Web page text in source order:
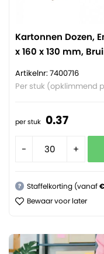
Kartonnen Dozen,
x 160 x 130 mm,
Artikelnr: 7400716
Per stuk (opklimmend
per stuk 0.37
- +
? Staffelkorting (vanaf
Bewaar voor later